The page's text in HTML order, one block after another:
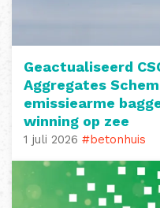
Geactualiseerd
Aggregates
emissiearme
winning op zee
1 juli 2026 #betonhuis